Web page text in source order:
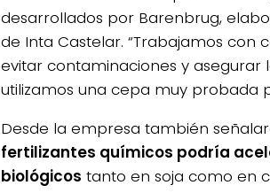
desarrollados por Barenbrug,
de Inta Castelar. “Trabajamos con
evitar contaminaciones y asegurar
utilizamos una cepa muy probada
Desde la empresa también
fertilizantes químicos podría
biológicos tanto en soja como en